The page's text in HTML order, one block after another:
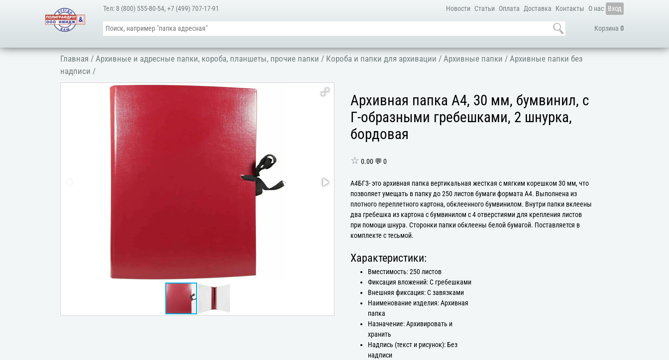
Новости Статьи Оплата Доставка Контакты О нас Вход
Корзина 0
Тел: 8 (800) 555-80-54,+7 (499) 707-17-91
Главная /Архивные и адресные папки, короба, планшеты, прочие папки / Короба и папки для архивации /Архивные папки /Архивные папки без
надписи /
Архивная папка А4, 30 мм, бумвинил, с
Г-образными гребешками, 2 шнурка,
бордовая
☆ 0.00 💬 0
А4БГ3- это архивная папка вертикальная жесткая с мягким корешком 30 мм, что
позволяет умещать в папку до 250 листов бумаги формата А4. Выполнена из
плотного переплетного картона, обклеенного бумвинилом. Внутри папки вклеены
два гребешка из картона с бумвинилом с 4 отверстиями для крепления листов
при помощи шнура. Сторонки папки обклеены белой бумагой. Поставляется в
комплекте с тесьмой.
Характеристики:
Вместимость: 250 листов
Фиксация вложений: С гребешками
Внешняя фиксация: С завязками
Наименование изделия: Архивная
папка
Назначение: Архивировать и
хранить
Надпись (текст и рисунок): Без
надписи